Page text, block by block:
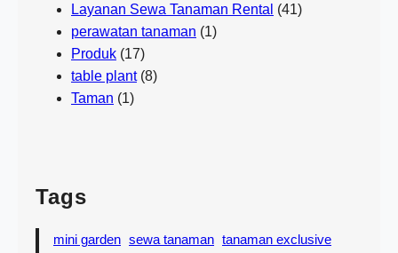
Layanan Sewa Tanaman Rental (41)
perawatan tanaman (1)
Produk (17)
table plant(8)
Taman (1)
Tags
mini garden sewa tanaman tanaman exclusive